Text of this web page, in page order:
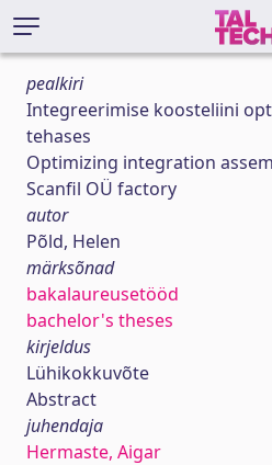
pealkiri
Integreerimise koosteliini
tehases
Optimizing integration
Scanfil OÜ factory
autor
Põld, Helen
märksõnad
bakalaureusetööd
bachelor's theses
kirjeldus
Lühikokkuvõte
Abstract
juhendaja
Hermaste, Aigar